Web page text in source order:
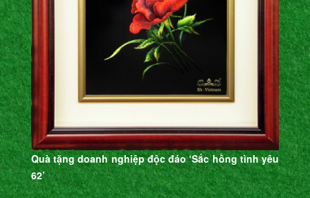
Quà tặng doanh nghiệp độc đáo ‘Sắc hồng tình yêu
62’